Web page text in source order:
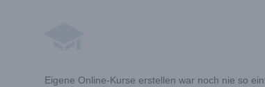
Eigene Online-Kurse erstellen war noch nie so